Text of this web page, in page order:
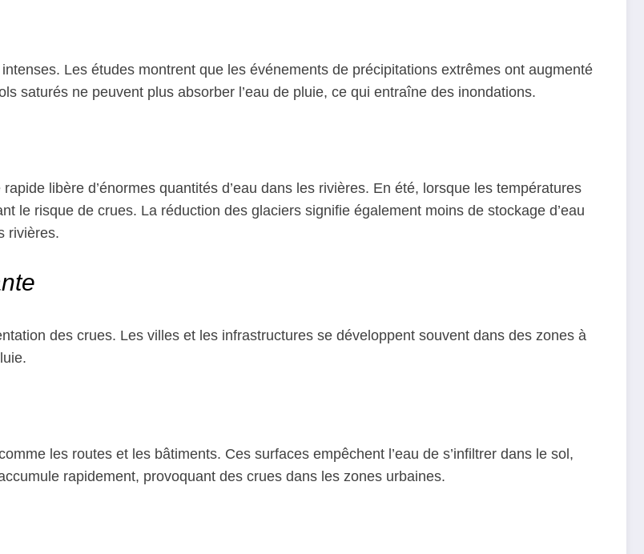
Les études montrent que les événements de précipitations extrêmes ont augmenté
saturés ne peuvent plus absorber l’eau de pluie, ce qui entraîne des inondations.
libère d’énormes quantités d’eau dans les rivières. En été, lorsque les températures
le risque de crues. La réduction des glaciers signifie également moins de stockage d’eau
rivières.
des crues. Les villes et les infrastructures se développent souvent dans des zones à
les routes et les bâtiments. Ces surfaces empêchent l’eau de s’infiltrer dans le sol,
rapidement, provoquant des crues dans les zones urbaines.